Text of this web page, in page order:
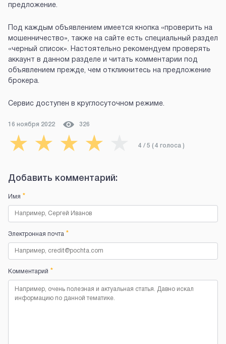
предложение.
Под каждым объявлением имеется кнопка «проверить на
мошенничество», также на сайте есть специальный раздел
«черный список». Настоятельно рекомендуем проверять
аккаунт в данном разделе и читать комментарии под
объявлением прежде, чем откликнитесь на предложение
брокера.
Сервис доступен в круглосуточном режиме.
16 ноября 2022 326
★ ★ ★ ★ 4 / 5 ( 4 голоса )
Добавить комментарий:
Имя *
Электронная почта *
Комментарий *